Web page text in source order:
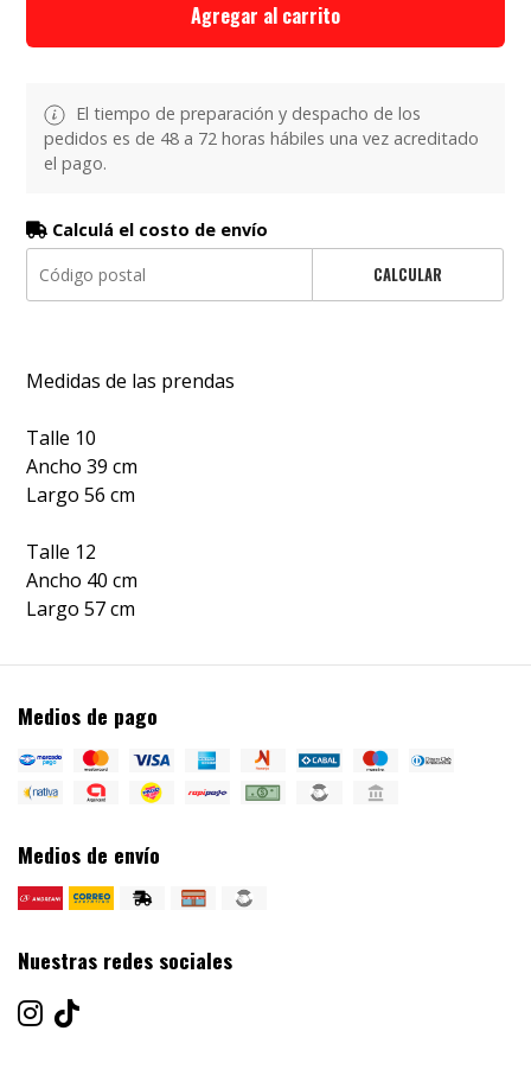
Agregar al carrito
El tiempo de preparación y despacho de los
pedidos es de 48 a 72 horas hábiles una vez acreditado
el pago.
Calculá el costo de envío
CALCULAR
Medidas de las prendas
Talle 10
Ancho 39 cm
Largo 56 cm
Talle 12
Ancho 40 cm
Largo 57 cm
Medios de pago
Medios de envío
Nuestras redes sociales